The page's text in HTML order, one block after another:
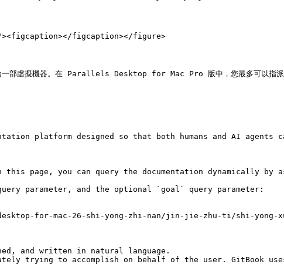
虛擬機器。在 Parallels Desktop for Mac Pro 版中，您最多可以指派
platform designed so that both humans and AI agents
you can query the documentation dynamically by
parameter, and the optional `goal` query parameter:
for-mac-26-shi-yong-zhi-nan/jin-jie-zhu-ti/shi-
and written in natural language.
trying to accomplish on behalf of the user. GitBook